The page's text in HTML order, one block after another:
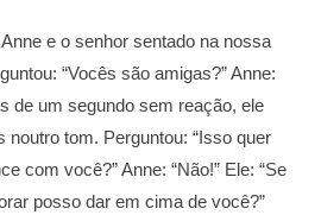
e o senhor sentado na nossa
“Vocês são amigas?” Anne:
de um segundo sem reação, ele
noutro tom. Perguntou: “Isso quer
com você?” Anne: “Não!” Ele: “Se
posso dar em cima de você?”